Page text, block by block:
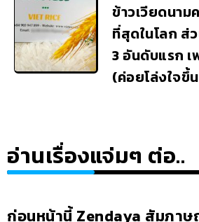
ข้าวเวียดนาม
ที่สุดในโลก ส่
3 อันดับแรก เ
(ค่อยโล่งใจขึ้
อ่านเรื่องแจ่มๆ ต่อ..
ก่อนหน้านี้ Zendaya สัมภา